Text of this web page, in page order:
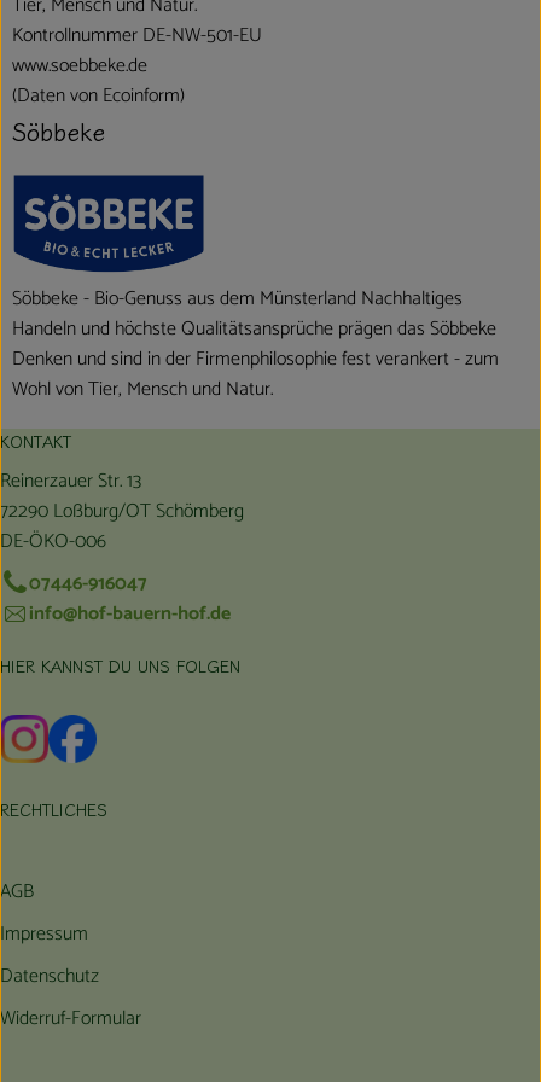
Kontrollnummer DE-NW-501-EU
www.soebbeke.de
(Daten von Ecoinform)
Söbbeke
Söbbeke - Bio-Genuss aus dem Münsterland Nachhaltiges
Handeln und höchste Qualitätsansprüche prägen das Söbbeke
Denken und sind in der Firmenphilosophie fest verankert - zum
Wohl von Tier, Mensch und Natur.
KONTAKT
Reinerzauer Str. 13
72290 Loßburg/OT Schömberg
DE-ÖKO-006
07446-916047
info@hof-bauern-hof.de
HIER KANNST DU UNS FOLGEN
Externer Link zu https://www.instagram.com/hofbauernhof/
Externer Link zu https://www.facebook.com/
RECHTLICHES
AGB
Impressum
Datenschutz
Widerruf-Formular